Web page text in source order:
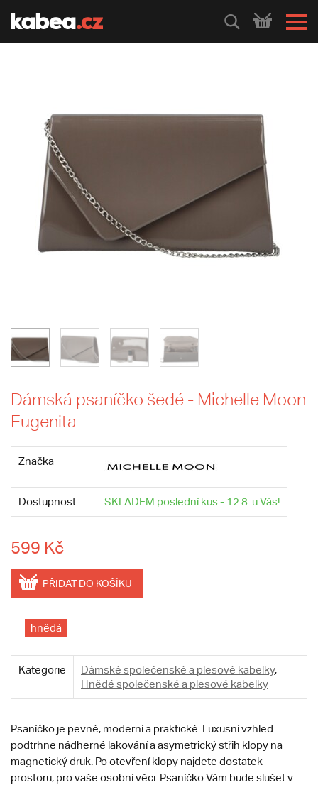
HLEDEJ
Dámská psaníčko šedé - Michelle Moon
Eugenita
Značka
Dostupnost SKLADEM poslední kus - 12.8. u Vás!
599 Kč
PŘIDAT DO KOŠÍKU
hnědá
Kategorie Dámské společenské a plesové kabelky,
Hnědé společenské a plesové kabelky
Psaníčko je pevné, moderní a praktické. Luxusní vzhled
podtrhne nádherné lakování a asymetrický střih klopy na
magnetický druk. Po otevření klopy najdete dostatek
prostoru, pro vaše osobní věci. Psaníčko Vám bude slušet v